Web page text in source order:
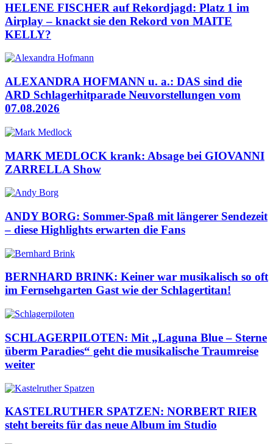
HELENE FISCHER auf Rekordjagd: Platz 1 im
Airplay – knackt sie den Rekord von MAITE
KELLY?
ALEXANDRA HOFMANN u. a.: DAS sind die
ARD Schlagerhitparade Neuvorstellungen vom
07.08.2026
MARK MEDLOCK krank: Absage bei GIOVANNI
ZARRELLA Show
ANDY BORG: Sommer-Spaß mit längerer Sendezeit
– diese Highlights erwarten die Fans
BERNHARD BRINK: Keiner war musikalisch so oft
im Fernsehgarten Gast wie der Schlagertitan!
SCHLAGERPILOTEN: Mit „Laguna Blue – Sterne
überm Paradies“ geht die musikalische Traumreise
weiter
KASTELRUTHER SPATZEN: NORBERT RIER
steht bereits für das neue Album im Studio